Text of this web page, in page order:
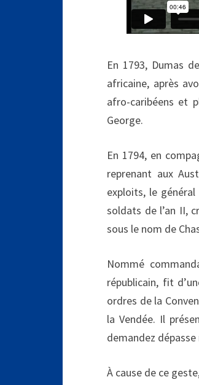
En 1793, Dumas
africaine, après
afro-caribéens et
George.
En 1794, en
reprenant aux
exploits, le
soldats de l’an II,
sous le nom de
Nommé
républicain, fit
ordres de la
la Vendée. Il
demandez
À cause de ce